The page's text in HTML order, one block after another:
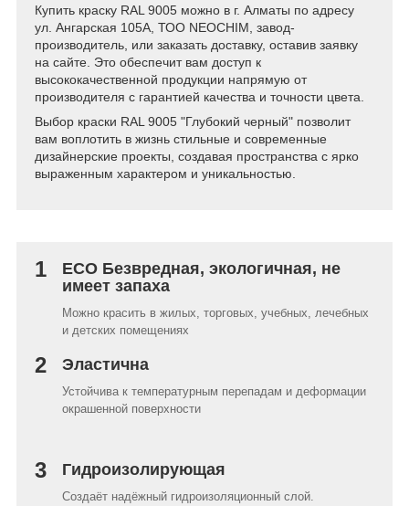
Купить краску RAL 9005 можно в г. Алматы по адресу
ул. Ангарская 105А, ТОО NEOCHIM, завод-
производитель, или заказать доставку, оставив заявку
на сайте. Это обеспечит вам доступ к
высококачественной продукции напрямую от
производителя с гарантией качества и точности цвета.
Выбор краски RAL 9005 "Глубокий черный" позволит
вам воплотить в жизнь стильные и современные
дизайнерские проекты, создавая пространства с ярко
выраженным характером и уникальностью.
1
ECO Безвредная, экологичная, не
имеет запаха
Можно красить в жилых, торговых, учебных, лечебных
и детских помещениях
2 Эластична
Устойчива к температурным перепадам и деформации
окрашенной поверхности
3 Гидроизолирующая
Создаёт надёжный гидроизоляционный слой.